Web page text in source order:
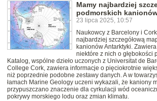
Mamy najbardziej
podmorskich
23 lipca 2025, 10:57
Naukowcy z Barcelony i
najbardziej szczegółową
kanionów Antarktyki.
niektóre z nich o głębokości
Katalog, wspólne dzieło uczonych z Universitat de
College Cork, zawiera informacje o pięciokrotnie
niż poprzednie podobne zestawy danych. A w
łamach Marine Geology uczeni wykazali, że kaniony
przypuszczano znaczenie dla cyrkulacji wód
pokrywy morskiego lodu oraz zmian klimatu.